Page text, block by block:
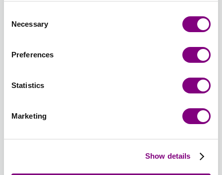
Selection
Necessary
Preferences
Statistics
Marketing
Show details
Stickmönsterspråk: Norska
45 SEK